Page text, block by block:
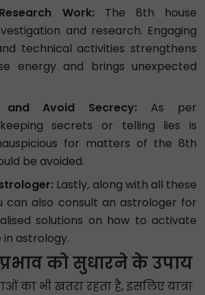
Work: The 8th house
and research. Engaging
technical activities strengthens
energy and brings unexpected
Avoid Secrecy: As per
secrets or telling lies is
for matters of the 8th
be avoided.
Lastly, along with all these
can also consult an astrologer for
solutions on how to activate
astrology.
को सुधारने के उपाय
का भी खतरा रहता है, इसलिए यात्रा